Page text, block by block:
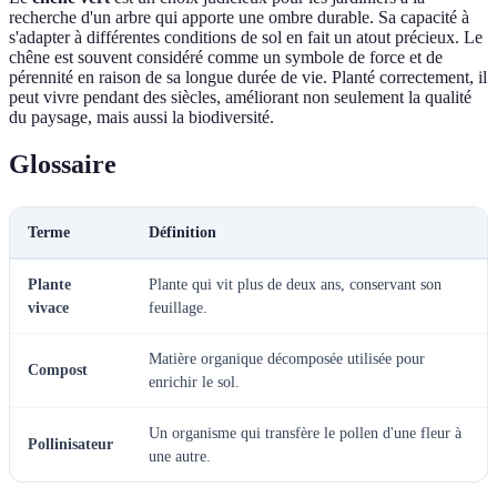
recherche d'un arbre qui apporte une ombre durable. Sa capacité à
s'adapter à différentes conditions de sol en fait un atout précieux. Le
chêne est souvent considéré comme un symbole de force et de
pérennité en raison de sa longue durée de vie. Planté correctement, il
peut vivre pendant des siècles, améliorant non seulement la qualité
du paysage, mais aussi la biodiversité.
Glossaire
Terme Définition
Plante
vivace
Plante qui vit plus de deux ans, conservant son
feuillage.
Compost
Matière organique décomposée utilisée pour
enrichir le sol.
Pollinisateur
Un organisme qui transfère le pollen d'une fleur à
une autre.